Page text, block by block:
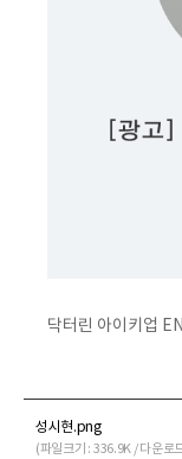
닥터린 아이키업
성시현.png
(파일크기 : 336.9K / 다운로